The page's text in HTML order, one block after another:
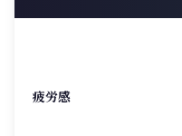
疲労感